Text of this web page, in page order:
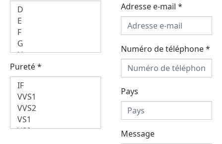
Pureté*
Adresse e-mail *
Numéro de téléphone*
Pays
Message